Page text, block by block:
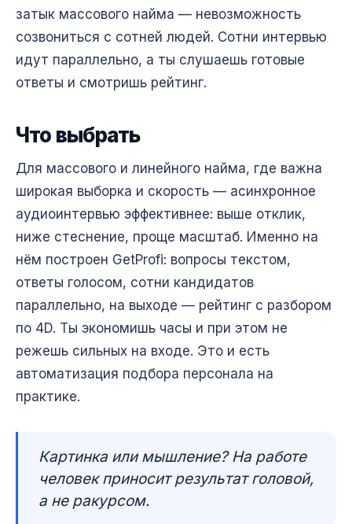
затык массового найма — невозможность
созвониться с сотней людей. Сотни интервью
идут параллельно, а ты слушаешь готовые
ответы и смотришь рейтинг.
Что выбрать
Для массового и линейного найма, где важна
широкая выборка и скорость — асинхронное
аудиоинтервью эффективнее: выше отклик,
ниже стеснение, проще масштаб. Именно на
нём построен GetProfi: вопросы текстом,
ответы голосом, сотни кандидатов
параллельно, на выходе — рейтинг с разбором
по 4D. Ты экономишь часы и при этом не
режешь сильных на входе. Это и есть
автоматизация подбора персонала на
практике.
Картинка или мышление? На работе
человек приносит результат головой,
а не ракурсом.